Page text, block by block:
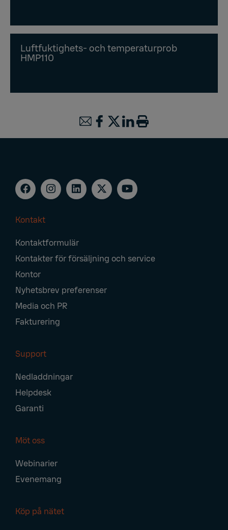
Luftfuktighets- och temperaturprob
HMP110
Navigation
Kontakt
Kontaktformulär
Kontakter för försäljning och service
Kontor
Nyhetsbrev preferenser
Media och PR
Fakturering
Support
Nedladdningar
Helpdesk
Garanti
Möt oss
Webinarier
Evenemang
Köp på nätet